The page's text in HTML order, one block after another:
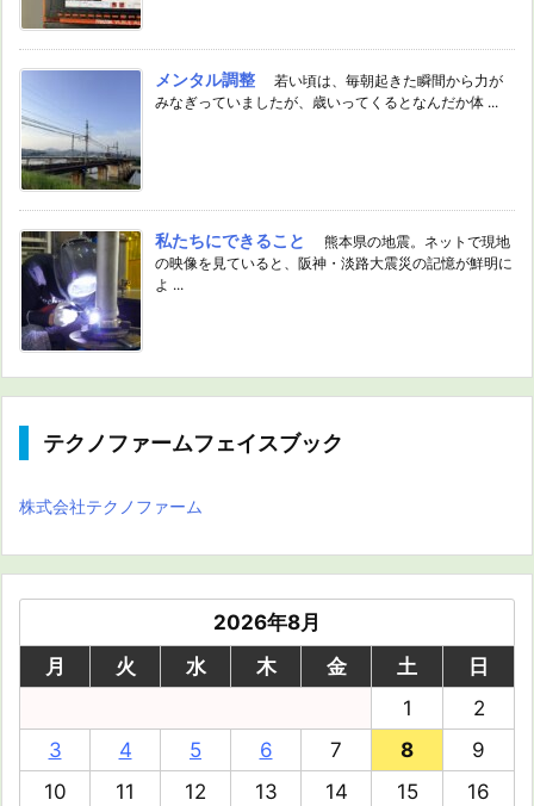
メンタル調整
若い頃は、毎朝起きた瞬間から力が
みなぎっていましたが、歳いってくるとなんだか体 ...
私たちにできること
熊本県の地震。ネットで現地
の映像を見ていると、阪神・淡路大震災の記憶が鮮明に
よ ...
テクノファームフェイスブック
株式会社テクノファーム
2026年8月
月
火 水 木 金 土
日
1
2
3
4 5 6 7 8
9
10
11 12 13 14 15
16